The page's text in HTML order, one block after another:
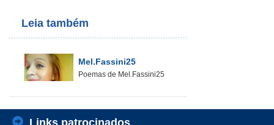
Leia também
Mel.Fassini25
Poemas de Mel.Fassini25